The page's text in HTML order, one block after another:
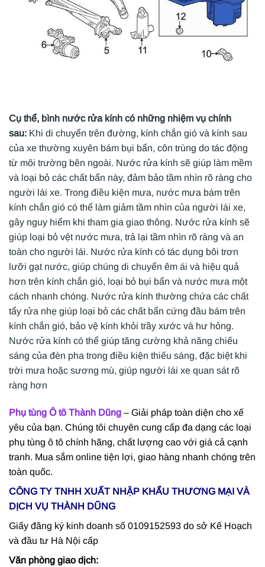
Cụ thể, bình nước rửa kính có những nhiệm vụ chính
sau: Khi di chuyển trên đường, kính chắn gió và kính sau
của xe thường xuyên bám bụi bẩn, côn trùng do tác động
từ môi trường bên ngoài. Nước rửa kính sẽ giúp làm mềm
và loại bỏ các chất bẩn này, đảm bảo tầm nhìn rõ ràng cho
người lái xe. Trong điều kiện mưa, nước mưa bám trên
kính chắn gió có thể làm giảm tầm nhìn của người lái xe,
gây nguy hiểm khi tham gia giao thông. Nước rửa kính sẽ
giúp loại bỏ vệt nước mưa, trả lại tầm nhìn rõ ràng và an
toàn cho người lái. Nước rửa kính có tác dụng bôi trơn
lưỡi gạt nước, giúp chúng di chuyển êm ái và hiệu quả
hơn trên kính chắn gió, loại bỏ bụi bẩn và nước mưa một
cách nhanh chóng. Nước rửa kính thường chứa các chất
tẩy rửa nhẹ giúp loại bỏ các chất bẩn cứng đầu bám trên
kính chắn gió, bảo vệ kính khỏi trầy xước và hư hỏng.
Nước rửa kính có thể giúp tăng cường khả năng chiếu
sáng của đèn pha trong điều kiện thiếu sáng, đặc biệt khi
trời mưa hoặc sương mù, giúp người lái xe quan sát rõ
ràng hơn
Phụ tùng Ô tô Thành Dũng – Giải pháp toàn diện cho xế
yêu của bạn. Chúng tôi chuyên cung cấp đa dạng các loại
phụ tùng ô tô chính hãng, chất lượng cao với giá cả cạnh
tranh. Mua sắm online tiện lợi, giao hàng nhanh chóng trên
toàn quốc.
CÔNG TY TNHH XUẤT NHẬP KHẨU THƯƠNG MẠI VÀ
DỊCH VỤ THÀNH DŨNG
Giấy đăng ký kinh doanh số 0109152593 do sở Kế Hoạch
và đầu tư Hà Nội cấp
Văn phòng giao dịch: